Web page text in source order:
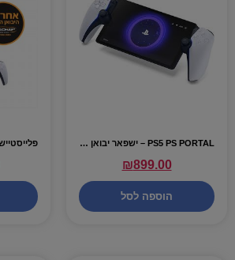
PS5 PS PORTAL – ישפאר יבואן רשמי
₪899.00
הוספה לסל